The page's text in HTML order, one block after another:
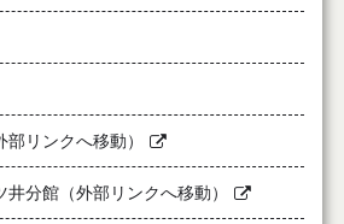
リンクへ移動）
井分館（外部リンクへ移動）